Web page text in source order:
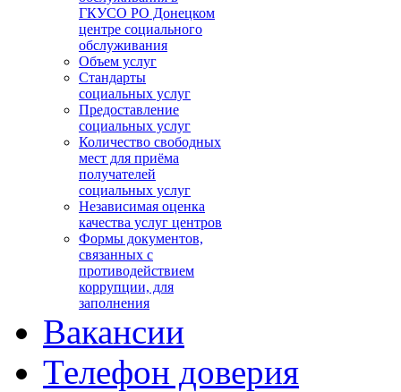
ГКУСО РО Донецком
центре социального
обслуживания
Объем услуг
Стандарты
социальных услуг
Предоставление
социальных услуг
Количество свободных
мест для приёма
получателей
социальных услуг
Независимая оценка
качества услуг центров
Формы документов,
связанных с
противодействием
коррупции, для
заполнения
Вакансии
Телефон доверия